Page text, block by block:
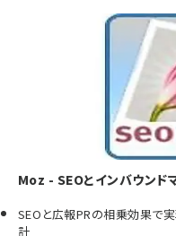
Moz - SEOとインバウンド
SEOと広報PRの相乗効果で
計